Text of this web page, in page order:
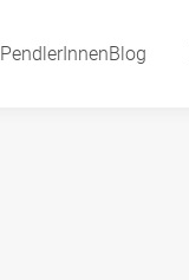
PendlerInnenBlog
PendlerInnenBlog